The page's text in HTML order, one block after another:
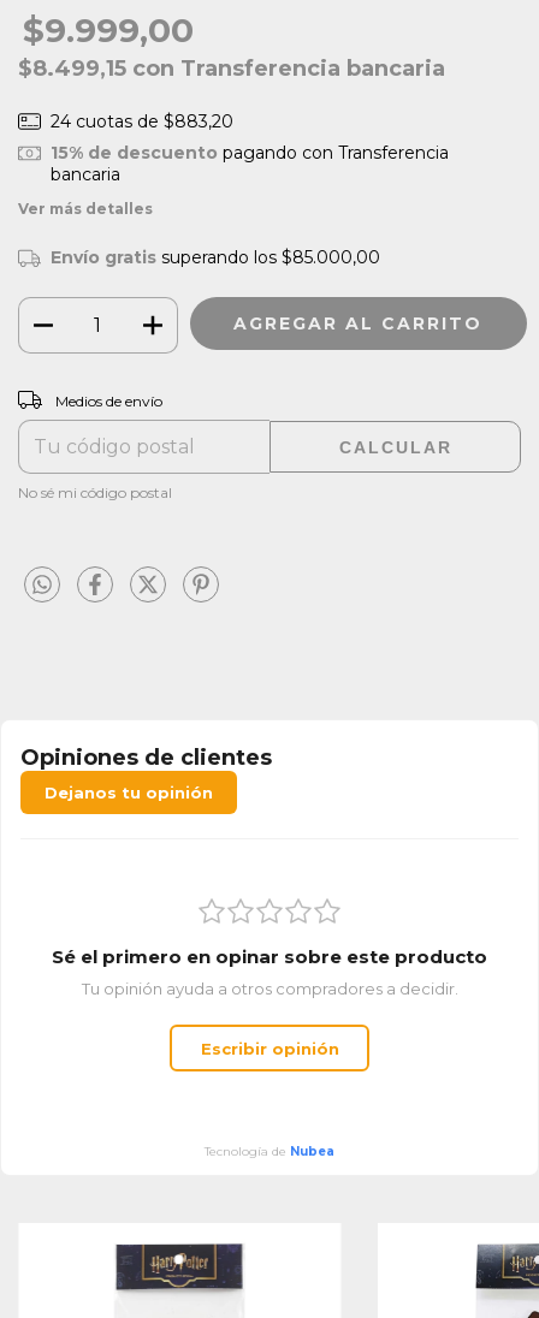
$9.999,00
$8.499,15 con Transferencia bancaria
24 cuotas de $883,20
15% de descuento pagando con Transferencia
bancaria
Ver más detalles
Envío gratis superando los $85.000,00
Entregas para el CP:
Medios de envío
CALCULAR
No sé mi código postal
Opiniones de clientes
Dejanos tu opinión
Sé el primero en opinar sobre este producto
Tu opinión ayuda a otros compradores a decidir.
Escribir opinión
Tecnología de Nubea